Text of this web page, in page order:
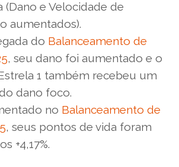
(Dano e Velocidade de
aumentados).
do Balanceamento de
, seu dano foi aumentado e o
1 também recebeu um
dano foco.
no Balanceamento de
, seus pontos de vida foram
+4,17%.